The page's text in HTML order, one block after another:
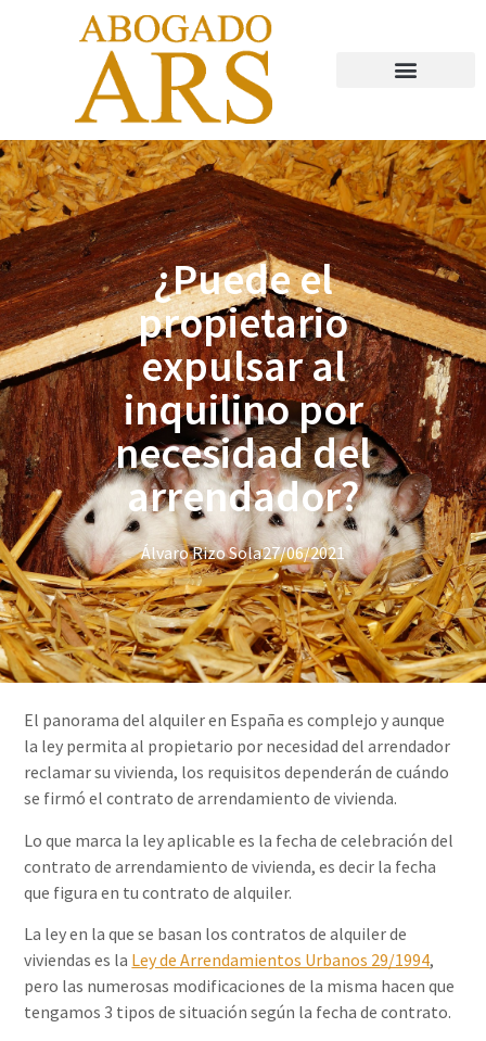
¿Puede el
propietario
expulsar al
inquilino por
necesidad del
arrendador?
Álvaro Rizo Sola27/06/2021
El panorama del alquiler en España es complejo y aunque
la ley permita al propietario por necesidad del arrendador
reclamar su vivienda, los requisitos dependerán de cuándo
se firmó el contrato de arrendamiento de vivienda.
Lo que marca la ley aplicable es la fecha de celebración del
contrato de arrendamiento de vivienda, es decir la fecha
que figura en tu contrato de alquiler.
La ley en la que se basan los contratos de alquiler de
viviendas es la Ley de Arrendamientos Urbanos 29/1994,
pero las numerosas modificaciones de la misma hacen que
tengamos 3 tipos de situación según la fecha de contrato.